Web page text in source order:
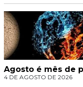
Agosto é mês de
4 DE AGOSTO DE 2026